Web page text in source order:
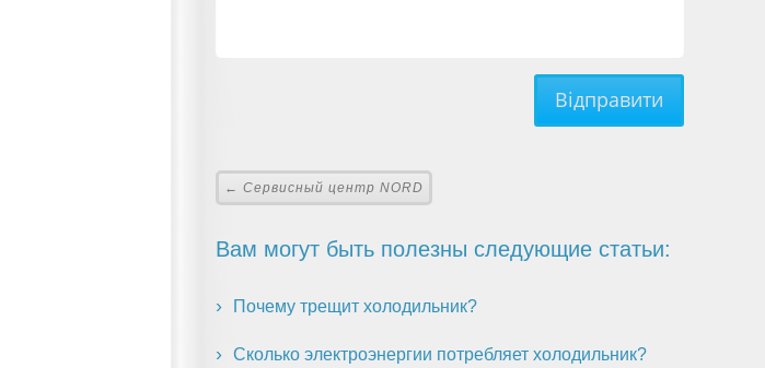
Відправити
← Сервисный центр NORD
Вам могут быть полезны следующие статьи:
Почему трещит холодильник?
Сколько электроэнергии потребляет холодильник?